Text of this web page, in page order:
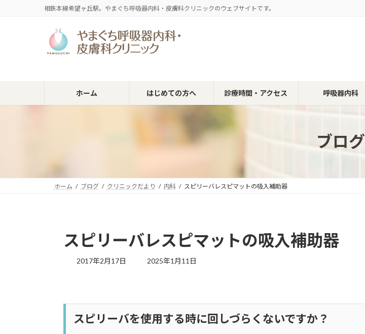
ッ
移
相鉄本線希望ヶ丘駅。やまぐち呼吸器内科・皮膚科クリニックのウェブサイトです。
ホーム はじめての方へ 診療時間・アクセス 呼吸器内科
ブログ
ホーム ブログ クリニックだより 内科 スピリーバレスピマットの吸入補助器
スピリーバレスピマットの吸入補助器
2017年2月17日
最
:
2025年1月11日
スピリーバを使用する時に回しづらくないですか？